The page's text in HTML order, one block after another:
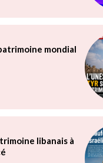
mondial
libanais à